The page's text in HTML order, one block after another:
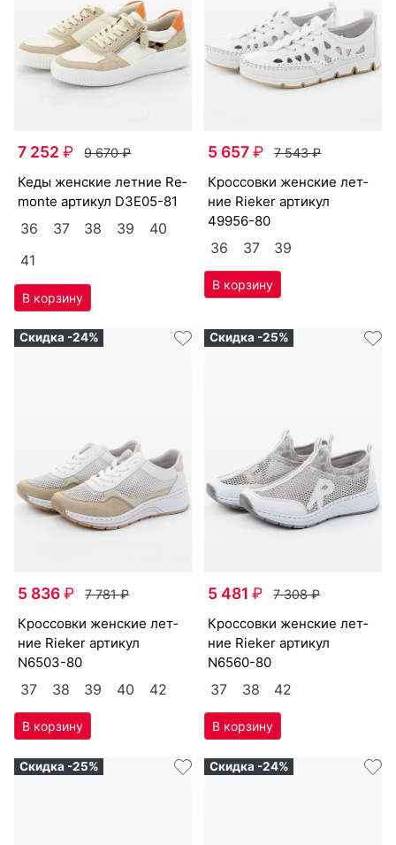
7 252₽ 9 670₽
ке­ды женс­кие лет­ние Re­
mon­te артикул D3E05-81
36 37 38 39
40
41
5 657₽ 7 543₽
крос­совки женс­кие лет­
ние Ri­eker артикул
49956-80
36 37 39
Скидка -24%
5 836₽ 7 781₽
крос­совки женс­кие лет­
ние Ri­eker артикул
N6503-80
37 38 39 40 42
Скидка -25%
5 481₽ 7 308₽
крос­совки женс­кие лет­
ние Ri­eker артикул
N6560-80
37 38 42
Скидка -25% Скидка -24%